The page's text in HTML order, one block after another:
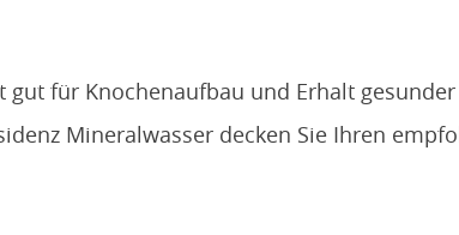
gut für Knochenaufbau und Erhalt
Mineralwasser decken Sie Ihren